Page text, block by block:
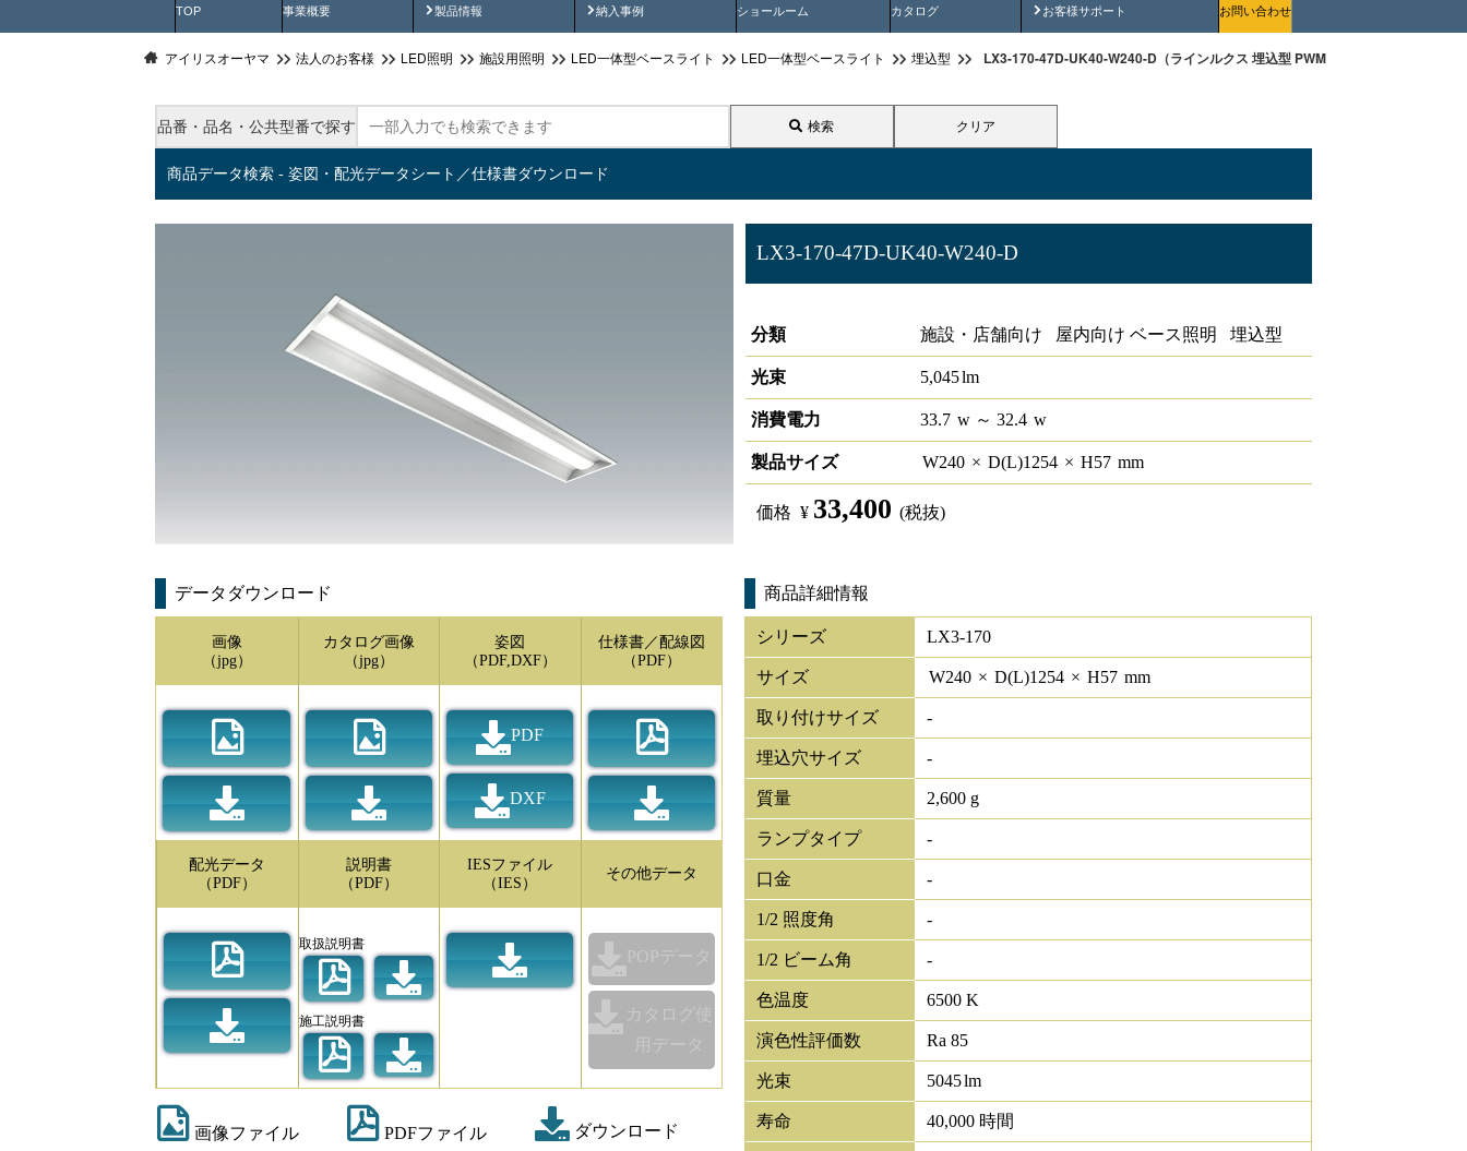
TOP 事業概要 製品情報
製品動画 納入事例
納入事例動画 ショールーム カタログ お客様サポート
安全にご使用いただくためにお問い合わせ
アイリスオーヤマ 法人のお客様 LED照明 施設用照明 LED一体型ベースライト LED一体型ベースライト 埋込型 LX3-170-47D-UK40-W240-D（ラインルクス 埋込型 PWM 40形 幅220 ）
品番・品名・公共型番で探す 検索 クリア
商品データ検索 - 姿図・配光データシート／仕様書ダウンロード
LX3-170-47D-UK40-W240-D
分類
施設・店舗向け 屋内向け ベース照明 埋込型
光束 5,045lm
消費電力 33.7 w ～ 32.4 w
製品サイズ W240 × D(L)1254 × H57 mm
価格 ¥ 33,400 (税抜)
データダウンロード
画像
（jpg）
カタログ画像
（jpg）
姿図
（PDF,DXF）
PDF
DXF
仕様書／配線図
（PDF）
配光データ
（PDF）
説明書
（PDF）
取扱説明書
施工説明書
IESファイル
（IES）
その他データ
POPデータ
カタログ使
用データ
画像ファイル PDFファイル ダウンロード
商品詳細情報
シリーズ LX3-170
サイズ W240 × D(L)1254 × H57 mm
取り付けサイズ -
埋込穴サイズ -
質量 2,600 g
ランプタイプ -
口金 -
1/2 照度角 -
1/2 ビーム角 -
色温度 6500 K
演色性評価数 Ra 85
光束 5045lm
寿命 40,000 時間